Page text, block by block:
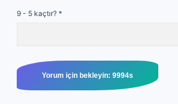
9 - 5 kaçtır? *